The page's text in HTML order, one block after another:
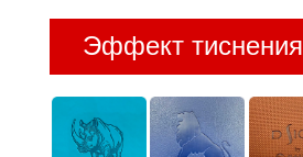
Эффект тиснения